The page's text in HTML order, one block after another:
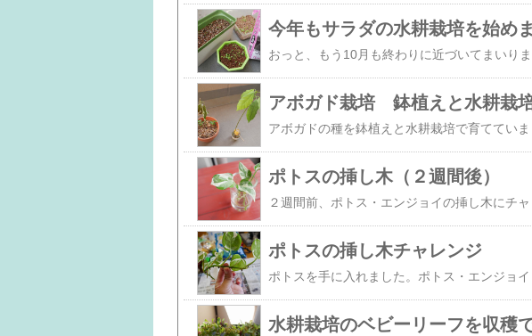
今年もサラダの水耕栽培を始め
アボガド栽培 鉢植えと水耕栽培
ポトスの挿し木（２週間後）
ポトスの挿し木チャレンジ
水耕栽培のベビーリーフを収穫